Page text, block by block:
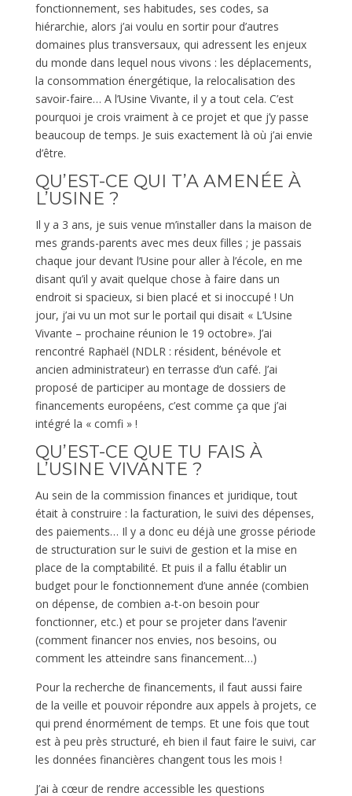
fonctionnement, ses habitudes, ses codes, sa
hiérarchie, alors j’ai voulu en sortir pour d’autres
domaines plus transversaux, qui adressent les enjeux
du monde dans lequel nous vivons : les déplacements,
la consommation énergétique, la relocalisation des
savoir-faire… A l’Usine Vivante, il y a tout cela. C’est
pourquoi je crois vraiment à ce projet et que j’y passe
beaucoup de temps. Je suis exactement là où j’ai envie
d’être.
QU’EST-CE QUI T’A AMENÉE À
L’USINE ?
Il y a 3 ans, je suis venue m’installer dans la maison de
mes grands-parents avec mes deux filles ; je passais
chaque jour devant l’Usine pour aller à l’école, en me
disant qu’il y avait quelque chose à faire dans un
endroit si spacieux, si bien placé et si inoccupé ! Un
jour, j’ai vu un mot sur le portail qui disait « L’Usine
Vivante – prochaine réunion le 19 octobre». J’ai
rencontré Raphaël (NDLR : résident, bénévole et
ancien administrateur) en terrasse d’un café. J’ai
proposé de participer au montage de dossiers de
financements européens, c’est comme ça que j’ai
intégré la « comfi » !
QU’EST-CE QUE TU FAIS À
L’USINE VIVANTE ?
Au sein de la commission finances et juridique, tout
était à construire : la facturation, le suivi des dépenses,
des paiements… Il y a donc eu déjà une grosse période
de structuration sur le suivi de gestion et la mise en
place de la comptabilité. Et puis il a fallu établir un
budget pour le fonctionnement d’une année (combien
on dépense, de combien a-t-on besoin pour
fonctionner, etc.) et pour se projeter dans l’avenir
(comment financer nos envies, nos besoins, ou
comment les atteindre sans financement…)
Pour la recherche de financements, il faut aussi faire
de la veille et pouvoir répondre aux appels à projets, ce
qui prend énormément de temps. Et une fois que tout
est à peu près structuré, eh bien il faut faire le suivi, car
les données financières changent tous les mois !
J’ai à cœur de rendre accessible les questions